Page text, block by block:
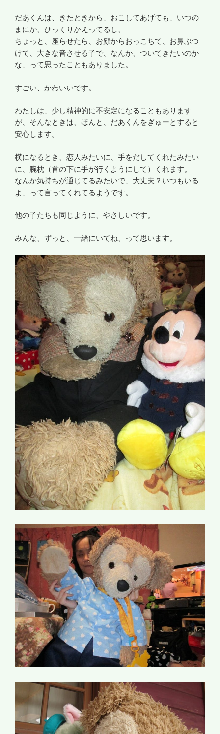
だあくんは、きたときから、おこしてあげても、いつの
まにか、ひっくりかえってるし、
ちょっと、座らせたら、お顔からおっこちて、お鼻ぶつ
けて、大きな音させる子で、なんか、ついてきたいのか
な、って思ったこともありました。
すごい、かわいいです。
わたしは、少し精神的に不安定になることもあります
が、そんなときは、ほんと、だあくんをぎゅーとすると
安心します。
横になるとき、恋人みたいに、手をだしてくれたみたい
に、腕枕（首の下に手が行くようにして）くれます。
なんか気持ちが通じてるみたいで、大丈夫？いつもいる
よ、って言ってくれてるようです。
他の子たちも同じように、やさしいです。
みんな、ずっと、一緒にいてね、って思います。